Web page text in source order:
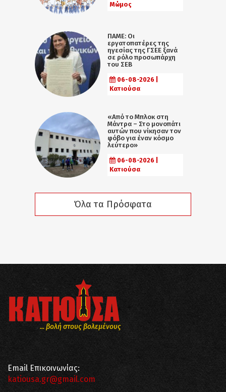
Μώμος
ΠΑΜΕ: Οι
εργατοπατέρες της
ηγεσίας της ΓΣΕΕ ξανά
σε ρόλο προσωπάρχη
του ΣΕΒ
06-08-2026 |
Κατιούσα
«Από το Μπλοκ στη
Μάντρα – Στο μονοπάτι
αυτών που νίκησαν τον
φόβο για έναν κόσμο
λεύτερο»
06-08-2026 |
Κατιούσα
Όλα τα Πρόσφατα
... βολή στους βολεμένους
Email Επικοινωνίας:
katiousa.gr@gmail.com